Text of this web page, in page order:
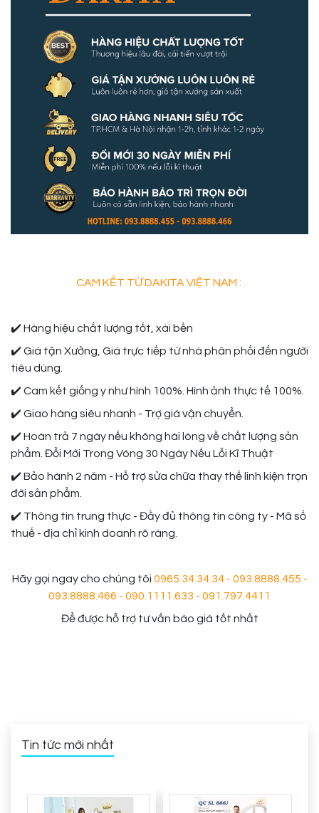
CAM KẾT TỪ DAKITA VIỆT NAM :
✔️ Hàng hiệu chất lượng tốt, xài bền
✔️ Giá tận Xưởng, Giá trực tiếp từ nhà phân phối đến người
tiêu dùng.
✔️ Cam kết giống y như hình 100%. Hình ảnh thực tế 100%.
✔️ Giao hàng siêu nhanh - Trợ giá vận chuyển.
✔️ Hoàn trả 7 ngày nếu không hài lòng về chất lượng sản
phẩm. Đổi Mới Trong Vòng 30 Ngày Nếu Lỗi Kĩ Thuật
✔️ Bảo hành 2 năm - Hỗ trợ sửa chữa thay thế linh kiện trọn
đời sản phẩm.
✔️ Thông tin trung thực - Đầy đủ thông tin công ty - Mã số
thuế - địa chỉ kinh doanh rõ ràng.
Hãy gọi ngay cho chúng tôi 0965.34.34.34 - 093.8888.455 -
093.8888.466 - 090.1111.633 - 091.797.4411
để được hỗ trợ tư vấn báo giá tốt nhất
Tin tức mới nhất